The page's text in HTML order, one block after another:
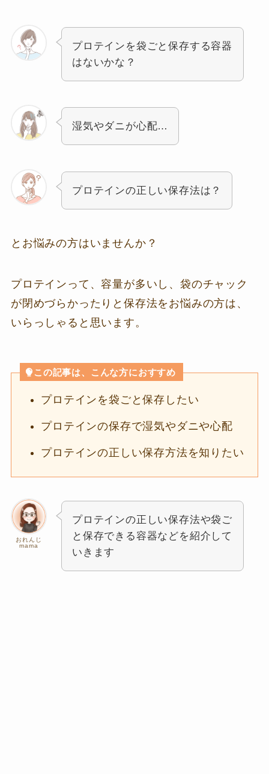
プロテインを袋ごと保存する容器
はないかな？
湿気やダニが心配…
プロテインの正しい保存法は？
とお悩みの方はいませんか？
プロテインって、容量が多いし、袋のチャック
が閉めづらかったりと保存法をお悩みの方は、
いらっしゃると思います。
この記事は、こんな方におすすめ
プロテインを袋ごと保存したい
プロテインの保存で湿気やダニや心配
プロテインの正しい保存方法を知りたい
おれんじ
mama
プロテインの正しい保存法や袋ご
と保存できる容器などを紹介して
いきます